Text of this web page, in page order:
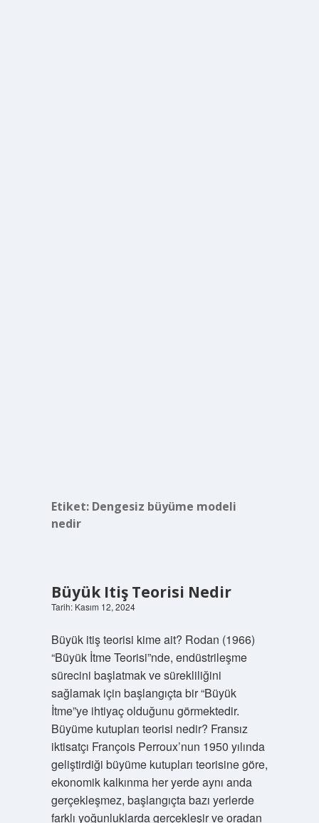
Etiket: Dengesiz büyüme modeli
nedir
Büyük Itiş Teorisi Nedir
Tarih: Kasım 12, 2024
Büyük itiş teorisi kime ait? Rodan (1966)
“Büyük İtme Teorisi”nde, endüstrileşme
sürecini başlatmak ve sürekliliğini
sağlamak için başlangıçta bir “Büyük
İtme”ye ihtiyaç olduğunu görmektedir.
Büyüme kutupları teorisi nedir? Fransız
iktisatçı François Perroux’nun 1950 yılında
geliştirdiği büyüme kutupları teorisine göre,
ekonomik kalkınma her yerde aynı anda
gerçekleşmez, başlangıçta bazı yerlerde
farklı yoğunluklarda gerçekleşir ve oradan